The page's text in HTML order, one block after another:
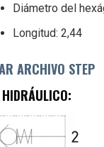
Diámetro del
Longitud: 2,44
ARCHIVO STEP